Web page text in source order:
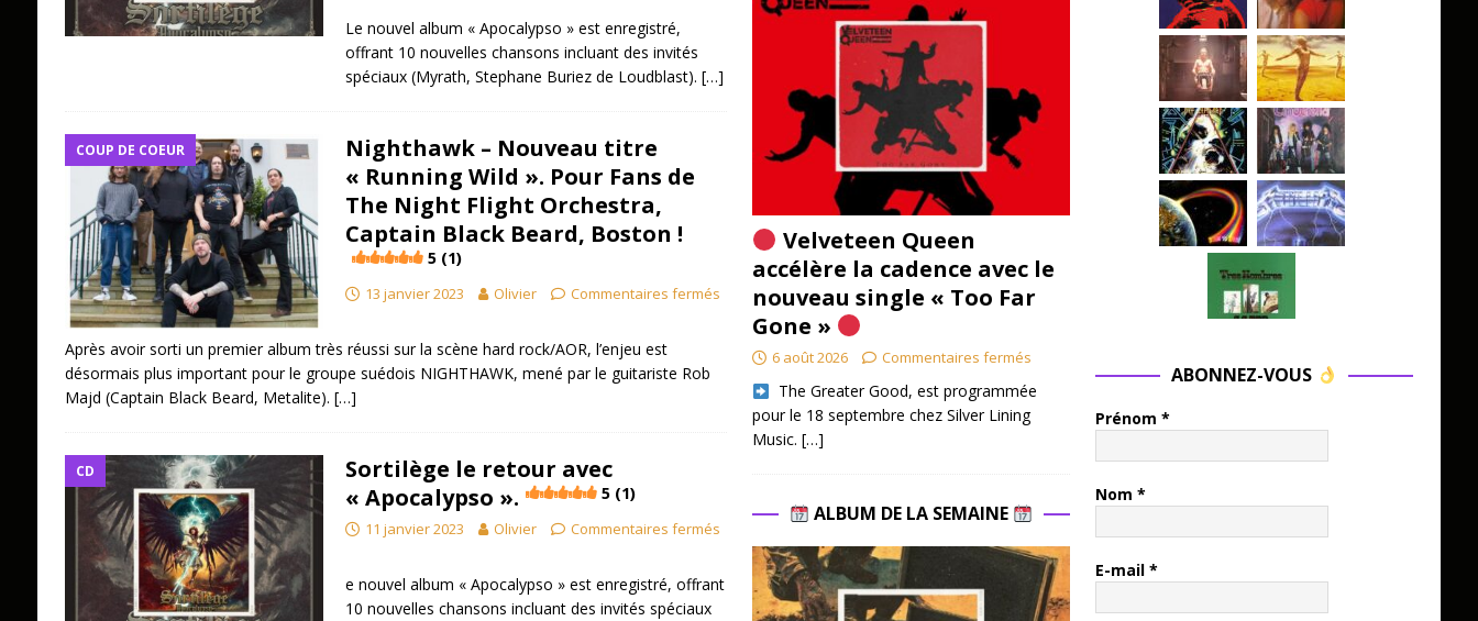
Le nouvel album « Apocalypso » est enregistré,
offrant 10 nouvelles chansons incluant des invités
spéciaux (Myrath, Stephane Buriez de Loudblast). […]
COUP DE COEUR
Nighthawk – Nouveau titre
« Running Wild ». Pour Fans de
The Night Flight Orchestra,
Captain Black Beard, Boston !
5 (1)
13 janvier 2023 Olivier Commentaires fermés
Après avoir sorti un premier album très réussi sur la scène hard rock/AOR, l’enjeu est
désormais plus important pour le groupe suédois NIGHTHAWK, mené par le guitariste Rob
Majd (Captain Black Beard, Metalite). […]
CD
Sortilège le retour avec
« Apocalypso ».
5 (1)
11 janvier 2023 Olivier Commentaires fermés
e nouvel album « Apocalypso » est enregistré, offrant
10 nouvelles chansons incluant des invités spéciaux
Velveteen Queen
accélère la cadence avec le
nouveau single « Too Far
Gone »
6 août 2026 Commentaires fermés
​ The Greater Good, est programmée
pour le 18 septembre chez Silver Lining
Music. […]
ALBUM DE LA SEMAINE
ABONNEZ-VOUS
Prénom *
Nom *
E-mail *